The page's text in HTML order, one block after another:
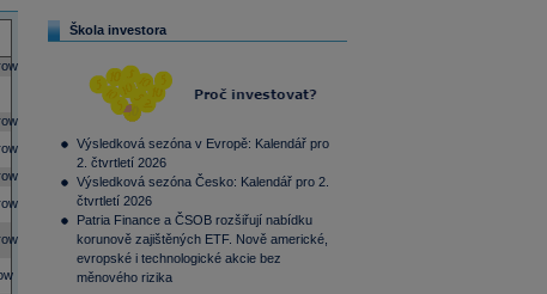
Škola investora
Výsledková sezóna v Evropě: Kalendář pro
2. čtvrtletí 2026
Výsledková sezóna Česko: Kalendář pro 2.
čtvrtletí 2026
Patria Finance a ČSOB rozšiřují nabídku
korunově zajištěných ETF. Nově americké,
evropské i technologické akcie bez
měnového rizika